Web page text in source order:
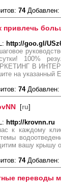
74Добавлен:
привлечь
http://goo.gl/
100%
В
на указанный
74Добавлен:
[ru]
http://krovnn.ru
к каждому
вашу крышу
74Добавлен:
переводы